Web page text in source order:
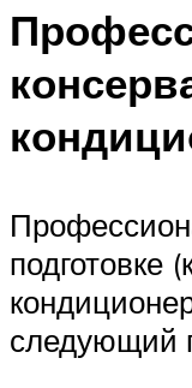
подготовке
следующий